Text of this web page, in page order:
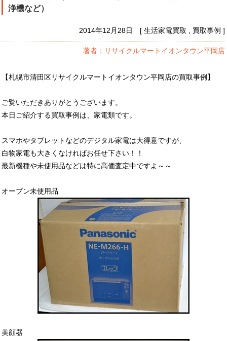
浄機など）
2014年12月28日 [ 生活家電買取 , 買取事例 ]
著者：リサイクルマートイオンタウン平岡店
【札幌市清田区リサイクルマートイオンタウン平岡店の買取事例】
ご覧いただきありがとうございます。
本日ご紹介する買取事例は、家電類です。
スマホやタブレットなどのデジタル家電は大得意ですが、
白物家電も大きくなければお任せ下さい！！
最新機種や未使用品などは特に高価査定中ですよ～～
オーブン未使用品
美顔器